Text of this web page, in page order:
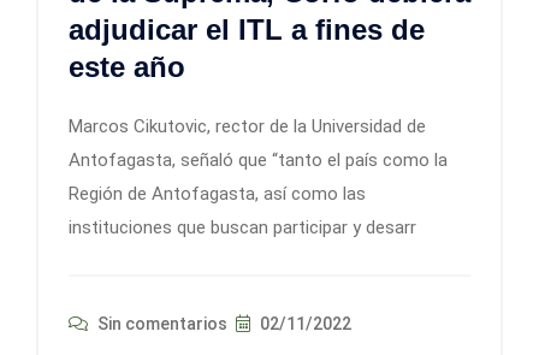
adjudicar el ITL a fines de
este año
Marcos Cikutovic, rector de la Universidad de
Antofagasta, señaló que “tanto el país como la
Región de Antofagasta, así como las
instituciones que buscan participar y desarr
Sin comentarios 02/11/2022